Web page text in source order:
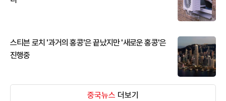
스티븐 로치 '과거의 홍콩'은 끝났지만 '새로운 홍콩'은
진행중
중국뉴스 더보기